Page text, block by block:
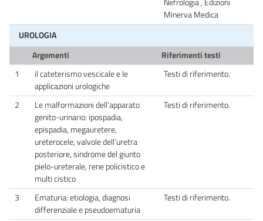
Minerva Medica
UROLOGIA
Argomenti
Riferimenti testi
1
il cateterismo vescicale e le
applicazioni urologiche
Testi di riferimento.
2
Le malformazioni dell’apparato
genito-urinario: ipospadia,
epispadia, megauretere,
ureterocele, valvole dell’uretra
posteriore, sindrome del giunto
pielo-ureterale, rene policistico e
multi cistico
Testi di riferimento.
3
Ematuria: etiologia, diagnosi
differenziale e pseudoematuria
Testi di riferimento.